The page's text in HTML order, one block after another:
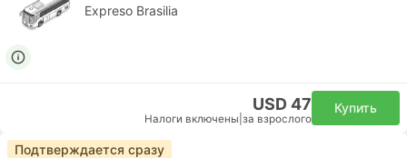
Expreso Brasilia
USD 47
Налоги включены за взрослого
Купить
Подтверждается сразу